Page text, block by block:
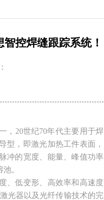
控焊缝跟踪系统！
，20世纪70年代主要用于焊
型，即激光加热工件表面，
冲的宽度、能量、峰值功率
。
、低变形、高效率和高速度
光器以及光纤传输技术的完